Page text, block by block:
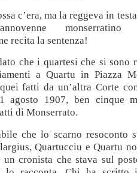
c’era, ma la reggeva in
monserratino
recita la sentenza!
che i quartesi che si sono
a Quartu in Piazza
fatti da un’altra Corte
agosto 1907, ben cinque
di Monserrato.
che lo scarno resoconto
Quartucciu e Quartu
cronista che stava sul